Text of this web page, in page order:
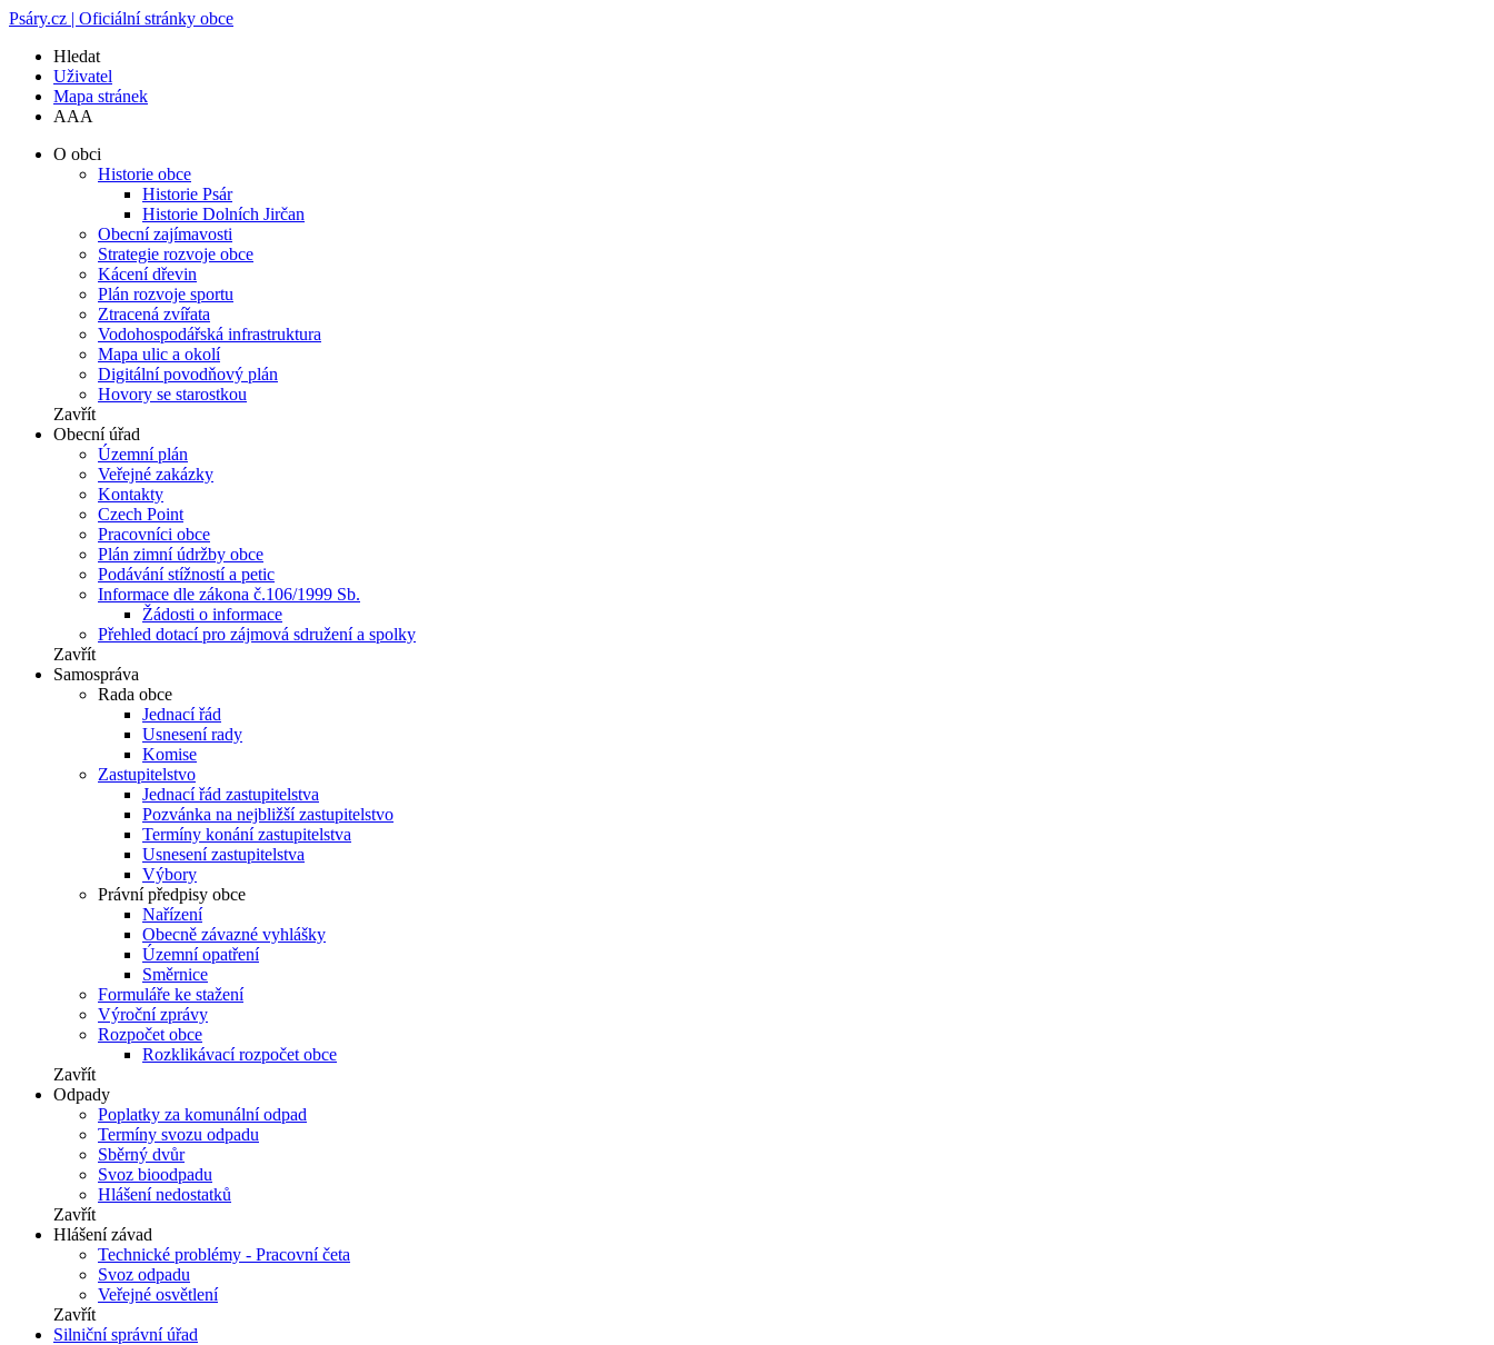
Psáry.cz | Oficiální stránky obce
Hledat
Uživatel
Mapa stránek
AAA
O obci
Historie obce
Historie Psár
Historie Dolních Jirčan
Obecní zajímavosti
Strategie rozvoje obce
Kácení dřevin
Plán rozvoje sportu
Ztracená zvířata
Vodohospodářská infrastruktura
Mapa ulic a okolí
Digitální povodňový plán
Hovory se starostkou
Zavřít
Obecní úřad
Územní plán
Veřejné zakázky
Kontakty
Czech Point
Pracovníci obce
Plán zimní údržby obce
Podávání stížností a petic
Informace dle zákona č.106/1999 Sb.
Žádosti o informace
Přehled dotací pro zájmová sdružení a spolky
Zavřít
Samospráva
Rada obce
Jednací řád
Usnesení rady
Komise
Zastupitelstvo
Jednací řád zastupitelstva
Pozvánka na nejbližší zastupitelstvo
Termíny konání zastupitelstva
Usnesení zastupitelstva
Výbory
Právní předpisy obce
Nařízení
Obecně závazné vyhlášky
Územní opatření
Směrnice
Formuláře ke stažení
Výroční zprávy
Rozpočet obce
Rozklikávací rozpočet obce
Zavřít
Odpady
Poplatky za komunální odpad
Termíny svozu odpadu
Sběrný dvůr
Svoz bioodpadu
Hlášení nedostatků
Zavřít
Hlášení závad
Technické problémy - Pracovní četa
Svoz odpadu
Veřejné osvětlení
Zavřít
Silniční správní úřad